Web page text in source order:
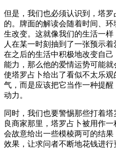
但是，我们也必须认识到，塔
的。牌面的解读会随着时间、
生改变。这就像我们的生活一
人在某一时刻抽到了一张预示
在之后的生活中积极地改变自
能力，那么他的爱情运势可能
使塔罗占卜给出了看似不太乐
气，而是应该把它当作一种提
动力。
同时，我们也要警惕那些打着
良商家那里，塔罗占卜被用作
会故意给出一些模棱两可的结
效果，让求问者不断地花钱进行